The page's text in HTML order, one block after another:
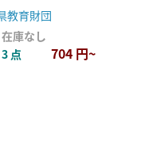
教育財団
在庫なし
3 点 704 円~